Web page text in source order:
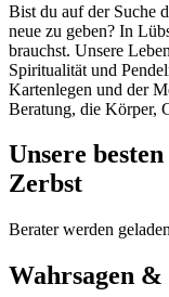
Bist du auf der Suche
neue zu geben? In
brauchst. Unsere
Spiritualität und
Kartenlegen und der
Beratung, die Körper,
Unsere
Zerbst
Berater werden
Wahrsagen